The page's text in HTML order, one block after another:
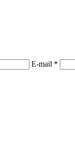
E-mail *